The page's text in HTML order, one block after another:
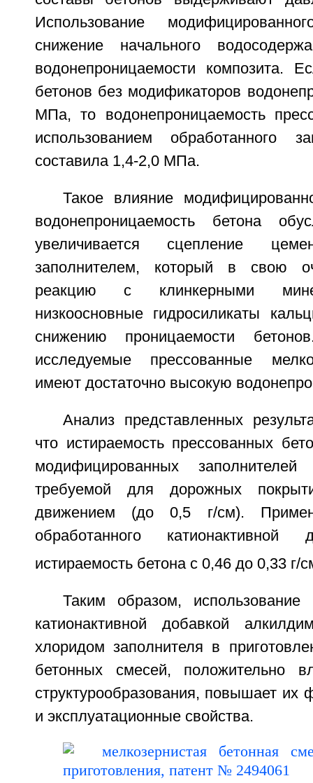
Использование
снижение начального
водонепроницаемости композита.
бетонов без модификаторов
МПа, то водонепроницаемость
использованием обработанного
составила 1,4-2,0 МПа.
Такое влияние
водонепроницаемость бетона
увеличивается сцепление
заполнителем, который в свою
реакцию с клинкерными
низкоосновные гидросиликаты
снижению проницаемости
исследуемые прессованные
имеют достаточно высокую
Анализ представленных
что истираемость прессованных
модифицированных
требуемой для дорожных
движением (до 0,5 г/см).
обработанного катионактивной
истираемость бетона с 0,46 до 0,33 г/
Таким образом, использование
катионактивной добавкой
хлоридом заполнителя в
бетонных смесей, положительно
структурообразования, повышает их
и эксплуатационные свойства.